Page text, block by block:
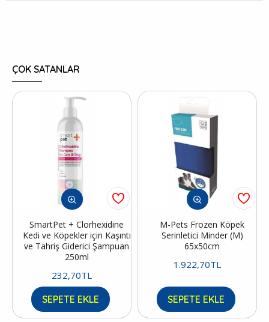
ÇOK SATANLAR
SmartPet + Clorhexidine
Kedi ve Köpekler için Kaşıntı
ve Tahriş Giderici Şampuan
250ml
232,70TL
SEPETE EKLE
M-Pets Frozen Köpek
Serinletici Minder (M)
65x50cm
1.922,70TL
SEPETE EKLE